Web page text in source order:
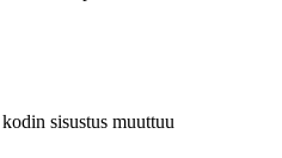
sisustus muuttuu